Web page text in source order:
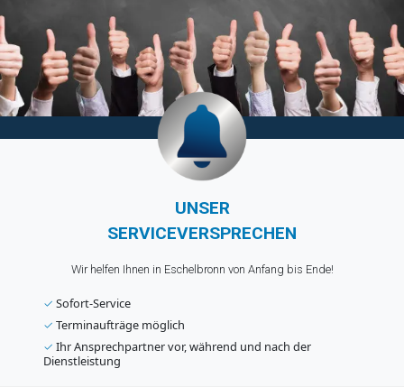
UNSER
SERVICEVERSPRECHEN
Wir helfen Ihnen in Eschelbronn von Anfang bis Ende!
✓ Sofort-Service
✓ Terminaufträge möglich
✓ Ihr Ansprechpartner vor, während und nach der
Dienstleistung